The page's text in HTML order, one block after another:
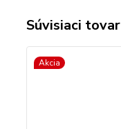
Súvisiaci tovar
Akcia